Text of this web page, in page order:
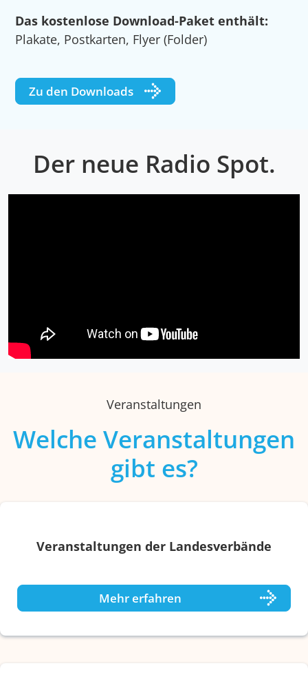
Das kostenlose Download-Paket enthält:
Plakate, Postkarten, Flyer (Folder)
Zu den Downloads
Der neue Radio Spot.
Veranstaltungen
Welche Veranstaltungen
gibt es?
Veranstaltungen der Landesverbände
Mehr erfahren